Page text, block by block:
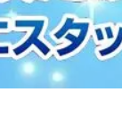
に掲載いただきまし…